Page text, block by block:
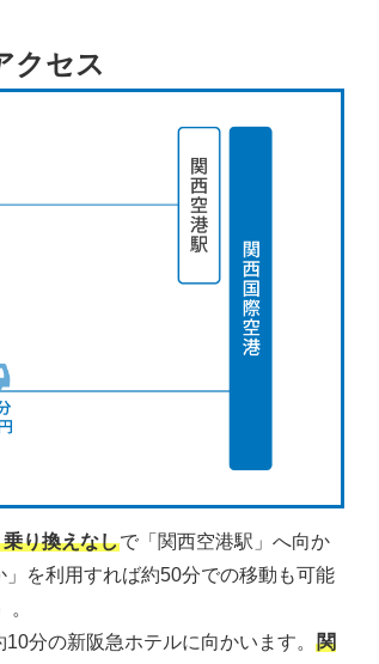
クセス
り換えなしで「関西空港駅」へ向か
を利用すれば約50分での移動も可能
分の新阪急ホテルに向かいます。 関